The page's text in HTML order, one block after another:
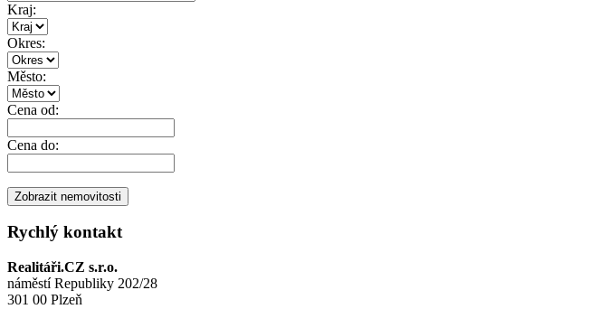
Kraj:
Okres:
Město:
Cena od:
Cena do:
Rychlý kontakt
Realitáři.CZ s.r.o.
náměstí Republiky 202/28
301 00 Plzeň